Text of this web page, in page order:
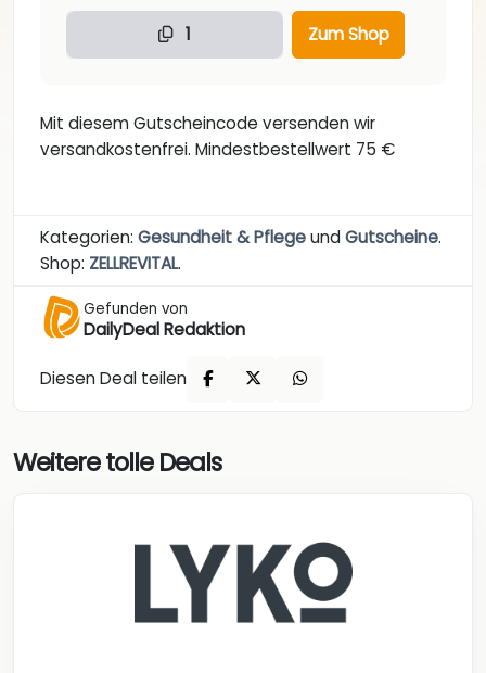
1 Zum Shop
Mit diesem Gutscheincode versenden wir
versandkostenfrei. Mindestbestellwert 75 €
Kategorien: Gesundheit & PflegeundGutscheine.
Shop: ZELLREVITAL.
Gefunden von
DailyDeal Redaktion
Diesen Deal teilen
Weitere tolle Deals